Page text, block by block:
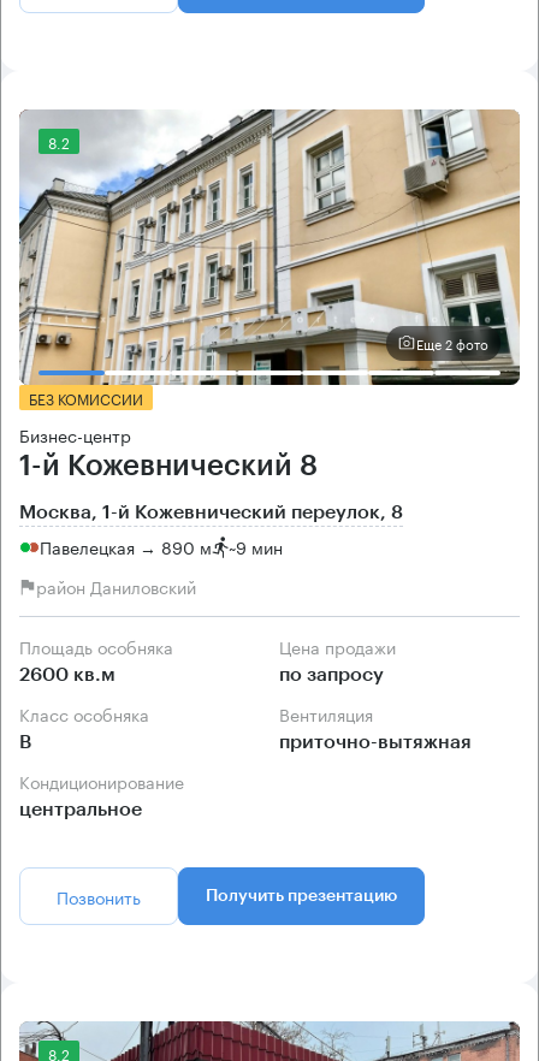
8.2
Еще 2 фото
БЕЗ КОМИССИИ
Бизнес-центр
1-й Кожевнический 8
Москва, 1-й Кожевнический переулок, 8
Павелецкая → 890 м ~9 мин
район Даниловский
Площадь особняка
2600 кв.м
Цена продажи
по запросу
Класс особняка
B
Вентиляция
приточно-вытяжная
Кондиционирование
центральное
Позвонить Получить презентацию
8.2